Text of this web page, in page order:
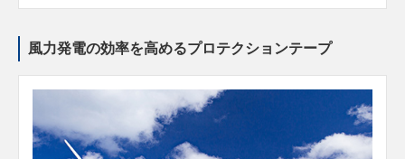
風力発電の効率を高めるプロテクションテープ